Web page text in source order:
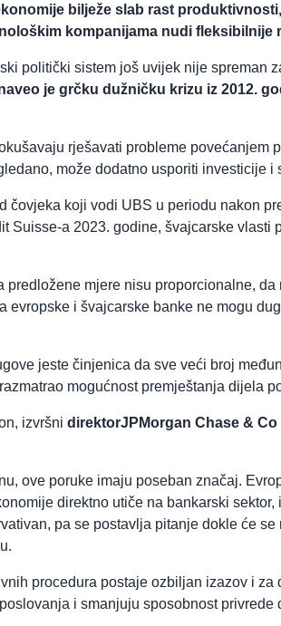
bilježe slab rast
kompanijama nudi
politički sistem još uvijek nije spreman
je grčku dužničku krizu iz 2012.
rješavati probleme
može dodatno usporiti investicije
čovjeka koji vodi UBS u periodu nakon
Suisse-a 2023. godine, švajcarske
predložene mjere nisu proporcionalne,
evropske i švajcarske banke ne mogu
jeste činjenica da sve veći broj
mogućnost premještanja dijela
izvršni direktorJPMorgan Chase &
ove poruke imaju poseban značaj.
direktno utiče na bankarski
pa se postavlja pitanje dokle će
procedura postaje ozbiljan izazov i
i smanjuju sposobnost privrede